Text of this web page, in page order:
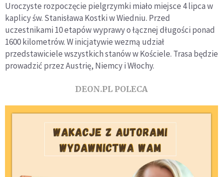
Uroczyste rozpoczęcie pielgrzymki miało miejsce 4 lipca w
kaplicy św. Stanisława Kostki w Wiedniu. Przed
uczestnikami 10 etapów wyprawy o łącznej długości ponad
1600 kilometrów. W inicjatywie wezmą udział
przedstawiciele wszystkich stanów w Kościele. Trasa będzie
prowadzić przez Austrię, Niemcy i Włochy.
DEON.PL POLECA